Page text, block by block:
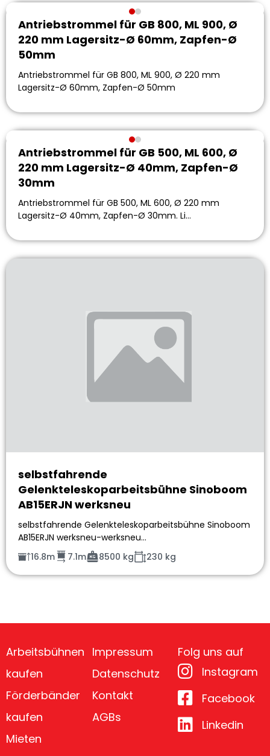
Antriebstrommel für GB 800, ML 900, Ø
220 mm Lagersitz-Ø 60mm, Zapfen-Ø
50mm
Antriebstrommel für GB 800, ML 900, Ø 220 mm
Lagersitz-Ø 60mm, Zapfen-Ø 50mm
Antriebstrommel für GB 500, ML 600, Ø
220 mm Lagersitz-Ø 40mm, Zapfen-Ø
30mm
Antriebstrommel für GB 500, ML 600, Ø 220 mm
Lagersitz-Ø 40mm, Zapfen-Ø 30mm. Li…
selbstfahrende
Gelenkteleskoparbeitsbühne Sinoboom
AB15ERJN werksneu
selbstfahrende Gelenkteleskoparbeitsbühne Sinoboom
AB15ERJN werksneu-werksneu…
16.8m
7.1m 8500 kg 230 kg
Arbeitsbühnen
kaufen
Förderbänder
kaufen
Mieten
Impressum
Datenschutz
Kontakt
AGBs
Folg uns auf
Instagram
Facebook
Linkedin